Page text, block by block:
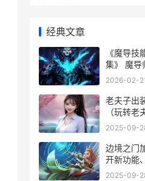
经典文章
《魔导技
集》 魔导
2026-02-
老夫子出
（玩转老
铭文赖神
2025-09-
边境之门
开新功能
取珍贵装
2025-09-